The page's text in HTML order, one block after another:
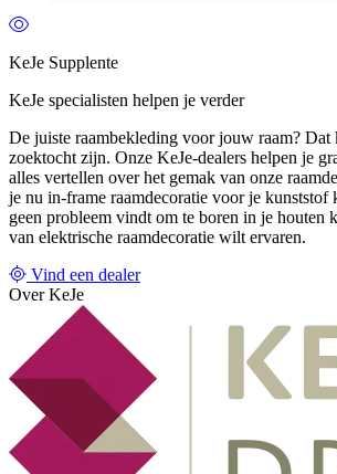
KeJe Supplente
KeJe specialisten helpen je verder
De juiste raambekleding voor jouw raam? Dat
zoektocht zijn. Onze KeJe-dealers helpen je
alles vertellen over het gemak van onze
je nu in-frame raamdecoratie voor je
geen probleem vindt om te boren in je houten
van elektrische raamdecoratie wilt ervaren.
Vind een dealer
Over KeJe